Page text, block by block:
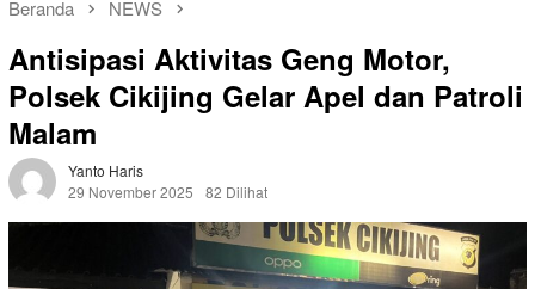
Beranda NEWS
Antisipasi Aktivitas Geng Motor,
Polsek Cikijing Gelar Apel dan Patroli
Malam
Yanto Haris
29 November 2025
82 Dilihat